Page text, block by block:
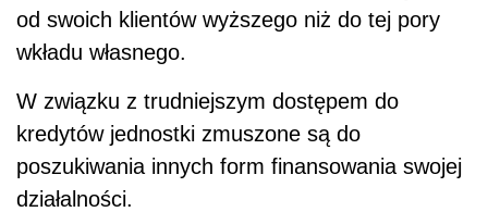
od swoich klientów wyższego niż do tej pory
wkładu własnego.
W związku z trudniejszym dostępem do
kredytów jednostki zmuszone są do
poszukiwania innych form finansowania swojej
działalności.